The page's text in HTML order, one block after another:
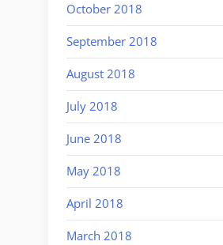
October 2018
September 2018
August 2018
July 2018
June 2018
May 2018
April 2018
March 2018